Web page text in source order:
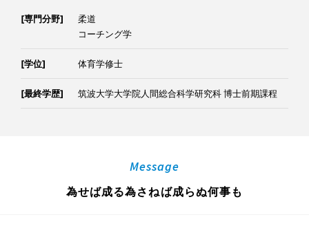
[専門分野]
柔道
コーチング学
[学位] 体育学修士
[最終学歴] 筑波大学大学院人間総合科学研究科 博士前期課程
Message
為せば成る為さねば成らぬ何事も